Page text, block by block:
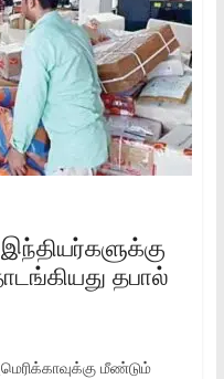
தபால்
மீண்டும்